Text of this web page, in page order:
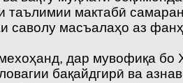
таълимии мактабӣ
масъалаҳо аз
дар мувофиқа бо
бақайдгирӣ ва